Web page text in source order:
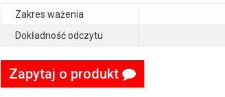
Zakres ważenia
Dokładność odczytu
Zapytaj o produkt